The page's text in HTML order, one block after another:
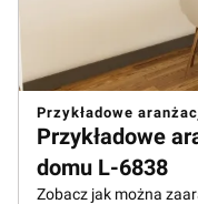
Przykładowe
Przykładowe
domu L-6838
Zobacz jak można